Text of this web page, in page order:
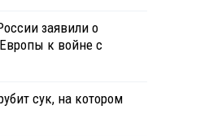
заявили о
к войне с
сук, на котором